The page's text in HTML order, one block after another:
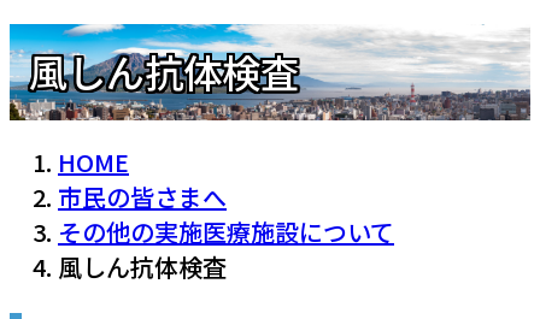
プ
動
風しん抗体検査
HOME
市民の皆さまへ
その他の実施医療施設について
風しん抗体検査